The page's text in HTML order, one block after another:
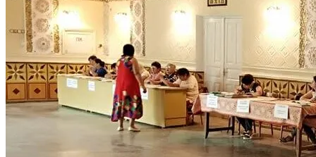
Растущая Концентрация Власти В
Руках Си Цзиньпина: Мир Не Обмануть
Извержение Вулкана На Юге Исландии:
Чрезвычайное Положение И Эвакуация